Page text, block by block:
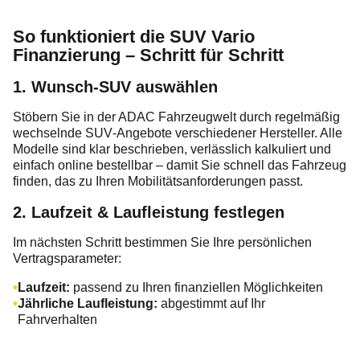
So funktioniert die SUV Vario
Finanzierung – Schritt für Schritt
1. Wunsch‑SUV auswählen
Stöbern Sie in der ADAC Fahrzeugwelt durch regelmäßig
wechselnde SUV‑Angebote verschiedener Hersteller. Alle
Modelle sind klar beschrieben, verlässlich kalkuliert und
einfach online bestellbar – damit Sie schnell das Fahrzeug
finden, das zu Ihren Mobilitätsanforderungen passt.
2. Laufzeit & Laufleistung festlegen
Im nächsten Schritt bestimmen Sie Ihre persönlichen
Vertragsparameter:
Laufzeit: passend zu Ihren finanziellen Möglichkeiten
Jährliche Laufleistung: abgestimmt auf Ihr
Fahrverhalten